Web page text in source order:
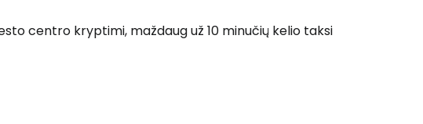
centro kryptimi, maždaug už 10 minučių kelio taksi